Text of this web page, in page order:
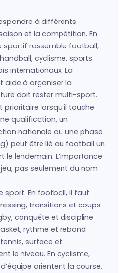
à différents
et la compétition. En
sportif rassemble football,
cyclisme, sports
internationaux. La
aide à organiser la
doit rester multi-sport.
prioritaire lorsqu’il touche
qualification, un
nationale ou une phase
peut être lié au football un
le lendemain. L’importance
pas seulement du nom
sport. En football, il faut
transitions et coups
conquête et discipline
rythme et rebond
surface et
le niveau. En cyclisme,
orientent la course.